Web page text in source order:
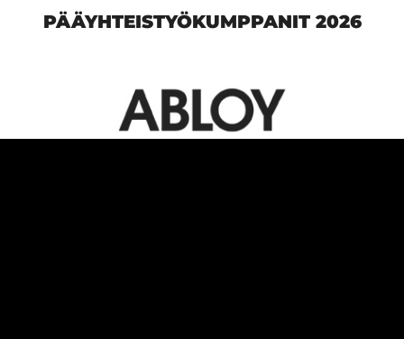
PÄÄYHTEISTYÖKUMPPANIT 2026